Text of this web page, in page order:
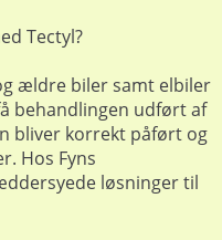
Tectyl?
ældre biler samt elbiler
behandlingen udført af
bliver korrekt påført og
Hos Fyns
løsninger til